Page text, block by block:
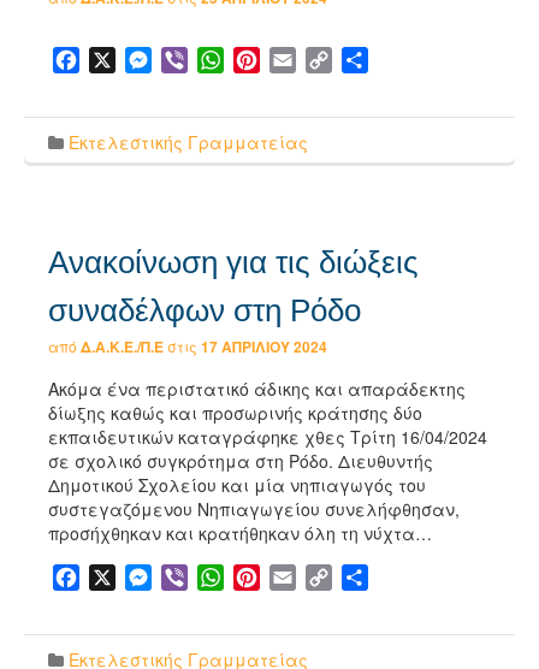
Facebook Messenger
Viber WhatsApp
Pinterest
Email Copy
Εκτελεστικής Γραμματείας
Ανακοίνωση για τις διώξεις
συναδέλφων στη Ρόδο
από Δ.Α.Κ.Ε./Π.Εστις 17 ΑΠΡΙΛΊΟΥ 2024
Ακόμα ένα περιστατικό άδικης και απαράδεκτης
δίωξης καθώς και προσωρινής κράτησης δύο
εκπαιδευτικών καταγράφηκε χθες Τρίτη 16/04/2024
σε σχολικό συγκρότημα στη Ρόδο. Διευθυντής
Δημοτικού Σχολείου και μία νηπιαγωγός του
συστεγαζόμενου Νηπιαγωγείου συνελήφθησαν,
προσήχθηκαν και κρατήθηκαν όλη τη νύχτα…
Facebook Messenger
Viber WhatsApp
Pinterest
Email Copy
Εκτελεστικής Γραμματείας